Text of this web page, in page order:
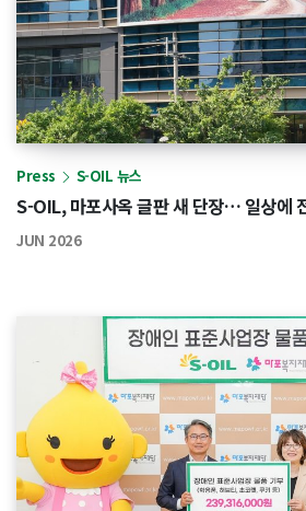
Press S-OIL 뉴스
S-OIL, 마포사옥 글판 새 단장… 일상에
JUN 2026